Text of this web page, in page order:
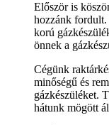
Először is
hozzánk
korú
önnek a
Cégünk
minőségű és
gázkészüléket.
hátunk mögött